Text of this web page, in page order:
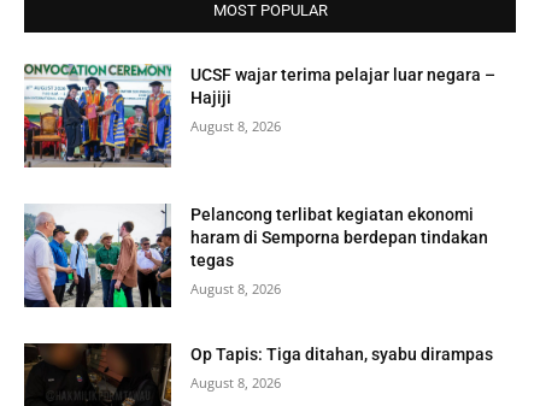
MOST POPULAR
UCSF wajar terima pelajar luar negara –
Hajiji
August 8, 2026
Pelancong terlibat kegiatan ekonomi
haram di Semporna berdepan tindakan
tegas
August 8, 2026
Op Tapis: Tiga ditahan, syabu dirampas
August 8, 2026